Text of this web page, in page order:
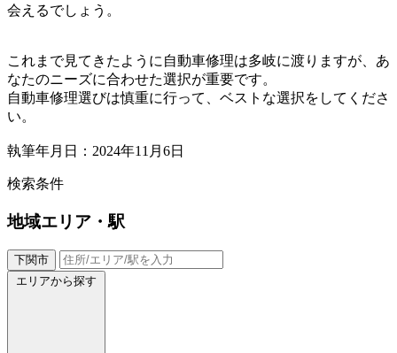
会えるでしょう。
これまで見てきたように自動車修理は多岐に渡りますが、あ
なたのニーズに合わせた選択が重要です。
自動車修理選びは慎重に行って、ベストな選択をしてくださ
い。
執筆年月日：2024年11月6日
検索条件
地域エリア・駅
下関市
エリアから探す